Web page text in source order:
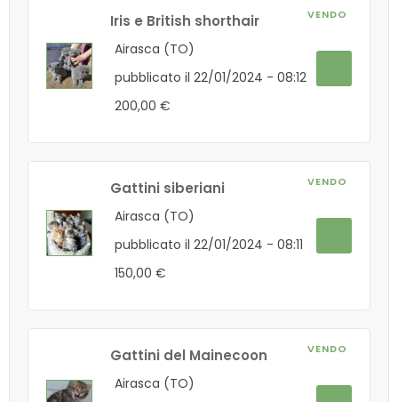
VENDO
Iris e British shorthair
Airasca (TO)
pubblicato il 22/01/2024 - 08:12
200,00 €
VENDO
Gattini siberiani
Airasca (TO)
pubblicato il 22/01/2024 - 08:11
150,00 €
VENDO
Gattini del Mainecoon
Airasca (TO)